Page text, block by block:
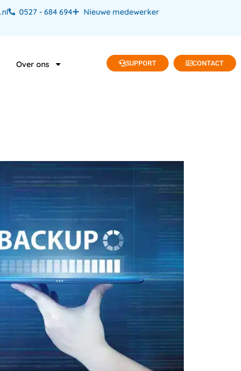
0527 - 684 694 Nieuwe medewerker
Over ons SUPPORT CONTACT